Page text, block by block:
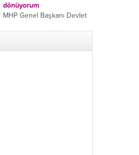
çeşitli yerlerinden
bıçaklayarak öldürdü.
dönüyorum
MHP Genel Başkanı Devlet